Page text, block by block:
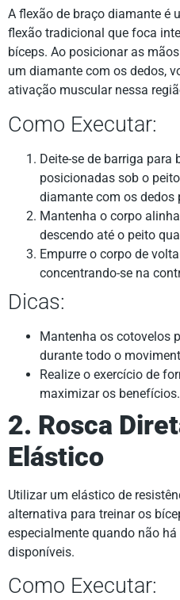
A flexão de braço diamante é
flexão tradicional que foca
bíceps. Ao posicionar as
um diamante com os dedos,
ativação muscular nessa
Como Executar:
Deite-se de barriga para
posicionadas sob o
diamante com os dedos
Mantenha o corpo
descendo até o peito
Empurre o corpo de
concentrando-se na
Dicas:
Mantenha os cotovelos
durante todo o
Realize o exercício de
maximizar os benefícios.
2. Rosca
Elástico
Utilizar um elástico de
alternativa para treinar os
especialmente quando não
disponíveis.
Como Executar: